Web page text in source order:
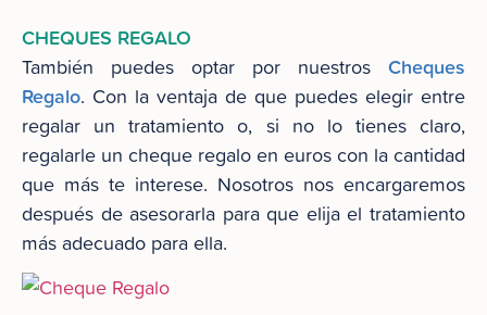
CHEQUES REGALO
También puedes optar por nuestros Cheques
Regalo. Con la ventaja de que puedes elegir entre
regalar un tratamiento o, si no lo tienes claro,
regalarle un cheque regalo en euros con la cantidad
que más te interese. Nosotros nos encargaremos
después de asesorarla para que elija el tratamiento
más adecuado para ella.